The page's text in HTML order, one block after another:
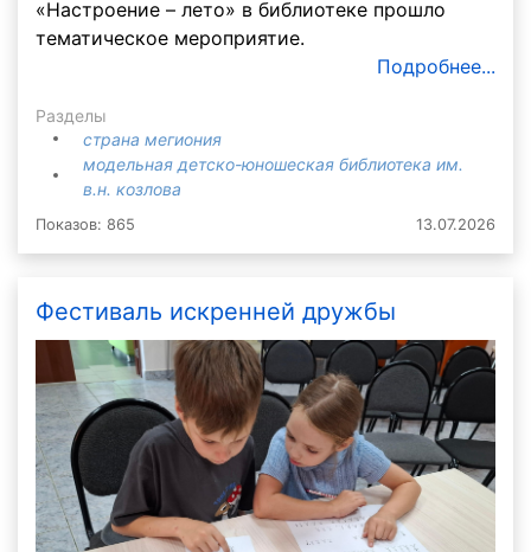
«Настроение – лето» в библиотеке прошло
тематическое мероприятие.
Подробнее...
Разделы
страна мегиония
модельная детско-юношеская библиотека им.
в.н. козлова
Показов: 865 13.07.2026
Фестиваль искренней дружбы